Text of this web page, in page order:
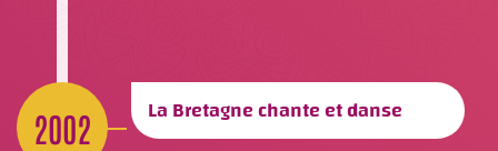
2002 La Bretagne chante et danse